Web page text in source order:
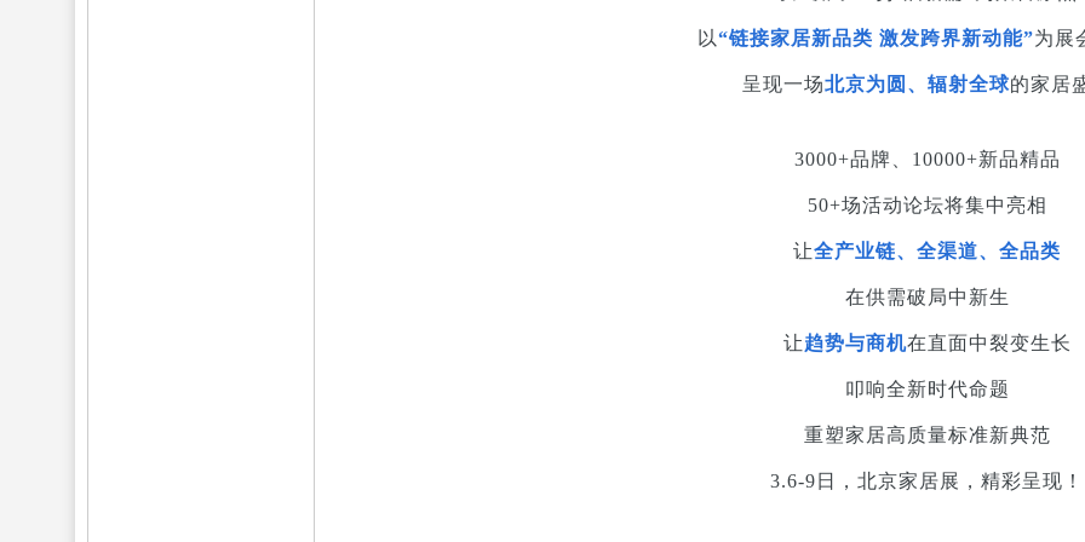
以“链接家居新品类 激发跨界新动能”为展
呈现一场北京为圆、辐射全球的家居
3000+品牌、10000+新品精品
50+场活动论坛将集中亮相
让全产业链、全渠道、全品类
在供需破局中新生
让趋势与商机在直面中裂变生长
叩响全新时代命题
重塑家居高质量标准新典范
3.6-9日，北京家居展，精彩呈现！